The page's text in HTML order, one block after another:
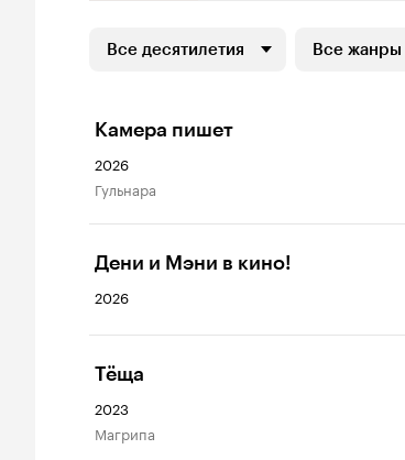
Все десятилетия Все жанры
Камера пишет
2026
Гульнара
Дени и Мэни в кино!
2026
Тёща
2023
Магрипа